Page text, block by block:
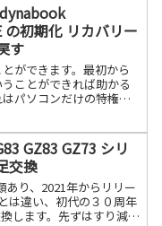
の初期化 リカバリー
す
ができます。最初から
ことができれば助かる
パソコンだけの特権で
GZ83 GZ73 シリ
交換
り、2021年からリリー
は違い、初代の３０周年
します。先ずはすり減っ